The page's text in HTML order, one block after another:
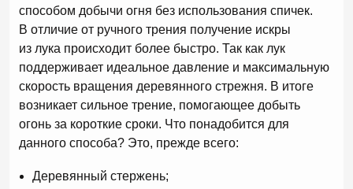
способом добычи огня без использования спичек.
В отличие от ручного трения получение искры
из лука происходит более быстро. Так как лук
поддерживает идеальное давление и максимальную
скорость вращения деревянного стрежня. В итоге
возникает сильное трение, помогающее добыть
огонь за короткие сроки. Что понадобится для
данного способа? Это, прежде всего:
Деревянный стержень;